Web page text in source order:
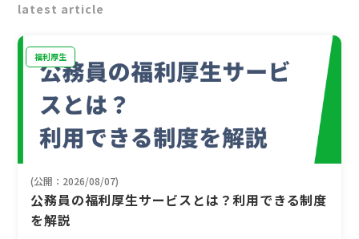
latest article
福利厚生
(公開：2026/08/07)
公務員の福利厚生サービスとは？利用できる制度
を解説